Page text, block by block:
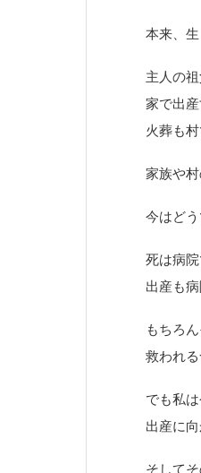
本来、
主人の
家で出
火葬も
家族や
今はど
死は病
出産も
もちろ
救われ
でも私
出産に
そして